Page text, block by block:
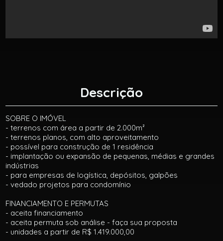
Descrição
SOBRE O IMÓVEL
- terrenos com área a partir de 2.000m²
- terrenos planos, com alto aproveitamento
- possível para construção de 1 residência
- implantação ou expansão de pequenas, médias e grandes
indústrias
- para empresas de logística, depósitos, galpões
- vedado projetos para condomínio
FINANCIAMENTO E PERMUTAS
- aceita financiamento
- aceita permuta sob análise - faça sua proposta
- unidades a partir de R$ 1.419.000,00